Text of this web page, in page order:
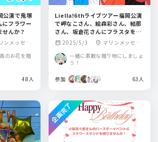
演で鬼塚
にフラワー
んか？
ンメッセ福
のお花を贈
48人
Liella!6thライブツアー福岡公演
で岬なこさん、絵森彩さん、結那
さん、坂倉花さんにフラスタを贈
りませんか？
calendar_month 2025/5/3 location_on マリンメッセ福
一緒に素敵な贈り物にしましょ
う！
参加 63人
企画完了